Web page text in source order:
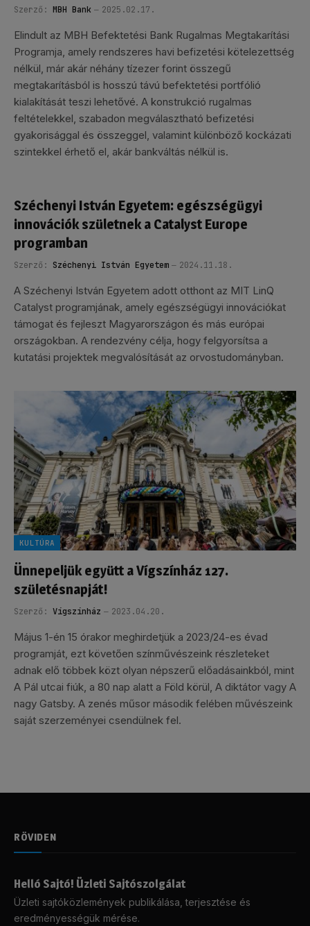
Szerző: MBH Bank 2025.02.17.
Elindult az MBH Befektetési Bank Rugalmas Megtakarítási
Programja, amely rendszeres havi befizetési kötelezettség
nélkül, már akár néhány tízezer forint összegű
megtakarításból is hosszú távú befektetési portfólió
kialakítását teszi lehetővé. A konstrukció rugalmas
feltételekkel, szabadon megválasztható befizetési
gyakorisággal és összeggel, valamint különböző kockázati
szintekkel érhető el, akár bankváltás nélkül is.
Széchenyi István Egyetem: egészségügyi
innovációk születnek a Catalyst Europe
programban
Szerző: Széchenyi István Egyetem 2024.11.18.
A Széchenyi István Egyetem adott otthont az MIT LinQ
Catalyst programjának, amely egészségügyi innovációkat
támogat és fejleszt Magyarországon és más európai
országokban. A rendezvény célja, hogy felgyorsítsa a
kutatási projektek megvalósítását az orvostudományban.
KULTÚRA
Ünnepeljük együtt a Vígszínház 127.
születésnapját!
Szerző: Vígszínház 2023.04.20.
Május 1-én 15 órakor meghirdetjük a 2023/24-es évad
programját, ezt követően színművészeink részleteket
adnak elő többek közt olyan népszerű előadásainkból, mint
A Pál utcai fiúk, a 80 nap alatt a Föld körül, A diktátor vagy A
nagy Gatsby. A zenés műsor második felében művészeink
saját szerzeményei csendülnek fel.
RÖVIDEN
Helló Sajtó! Üzleti Sajtószolgálat
Üzleti sajtóközlemények publikálása, terjesztése és
eredményességük mérése.